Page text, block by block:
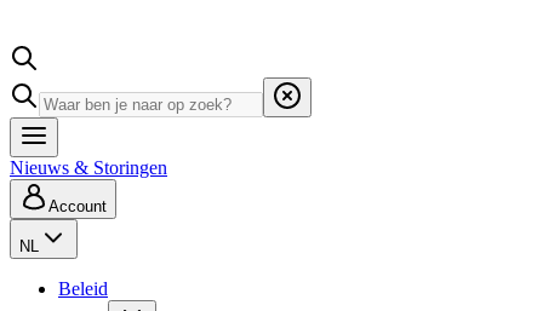
Nieuws & Storingen
Account
NL
Beleid